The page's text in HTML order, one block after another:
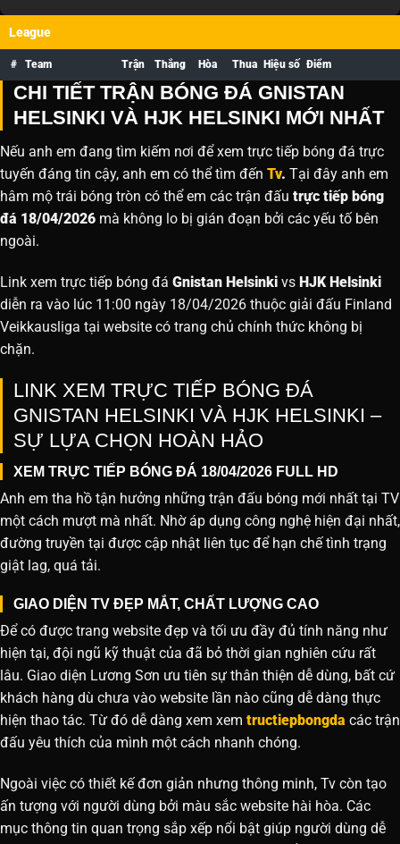
League
# Team Trận Thắng Hòa Thua Hiệu số Điểm
CHI TIẾT TRẬN BÓNG ĐÁ GNISTAN
HELSINKI VÀ HJK HELSINKI MỚI NHẤT
Nếu anh em đang tìm kiếm nơi để xem trực tiếp bóng đá trực
tuyến đáng tin cậy, anh em có thể tìm đến Tv. Tại đây anh em
hâm mộ trái bóng tròn có thể em các trận đấu trực tiếp bóng
đá 18/04/2026 mà không lo bị gián đoạn bởi các yếu tố bên
ngoài.
Link xem trực tiếp bóng đá Gnistan Helsinki vs HJK Helsinki
diễn ra vào lúc 11:00 ngày 18/04/2026 thuộc giải đấu Finland
Veikkausliga tại website có trang chủ chính thức không bị
chặn.
LINK XEM TRỰC TIẾP BÓNG ĐÁ
GNISTAN HELSINKI VÀ HJK HELSINKI –
SỰ LỰA CHỌN HOÀN HẢO
XEM TRỰC TIẾP BÓNG ĐÁ 18/04/2026 FULL HD
Anh em tha hồ tận hưởng những trận đấu bóng mới nhất tại TV
một cách mượt mà nhất. Nhờ áp dụng công nghệ hiện đại nhất,
đường truyền tại được cập nhật liên tục để hạn chế tình trạng
giật lag, quá tải.
GIAO DIỆN TV ĐẸP MẮT, CHẤT LƯỢNG CAO
Để có được trang website đẹp và tối ưu đầy đủ tính năng như
hiện tại, đội ngũ kỹ thuật của đã bỏ thời gian nghiên cứu rất
lâu. Giao diện Lương Sơn ưu tiên sự thân thiện dễ dùng, bất cứ
khách hàng dù chưa vào website lần nào cũng dễ dàng thực
hiện thao tác. Từ đó dễ dàng xem xem tructiepbongda các trận
đấu yêu thích của mình một cách nhanh chóng.
Ngoài việc có thiết kế đơn giản nhưng thông minh, Tv còn tạo
ấn tượng với người dùng bởi màu sắc website hài hòa. Các
mục thông tin quan trọng sắp xếp nổi bật giúp người dùng dễ